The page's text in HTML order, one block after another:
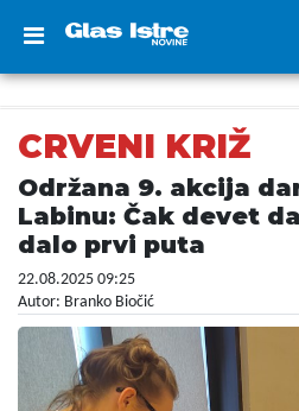
CRVENI KRIŽ
Održana 9. akcija
Labinu: Čak devet
dalo prvi puta
22.08.2025 09:25
Autor: Branko Biočić